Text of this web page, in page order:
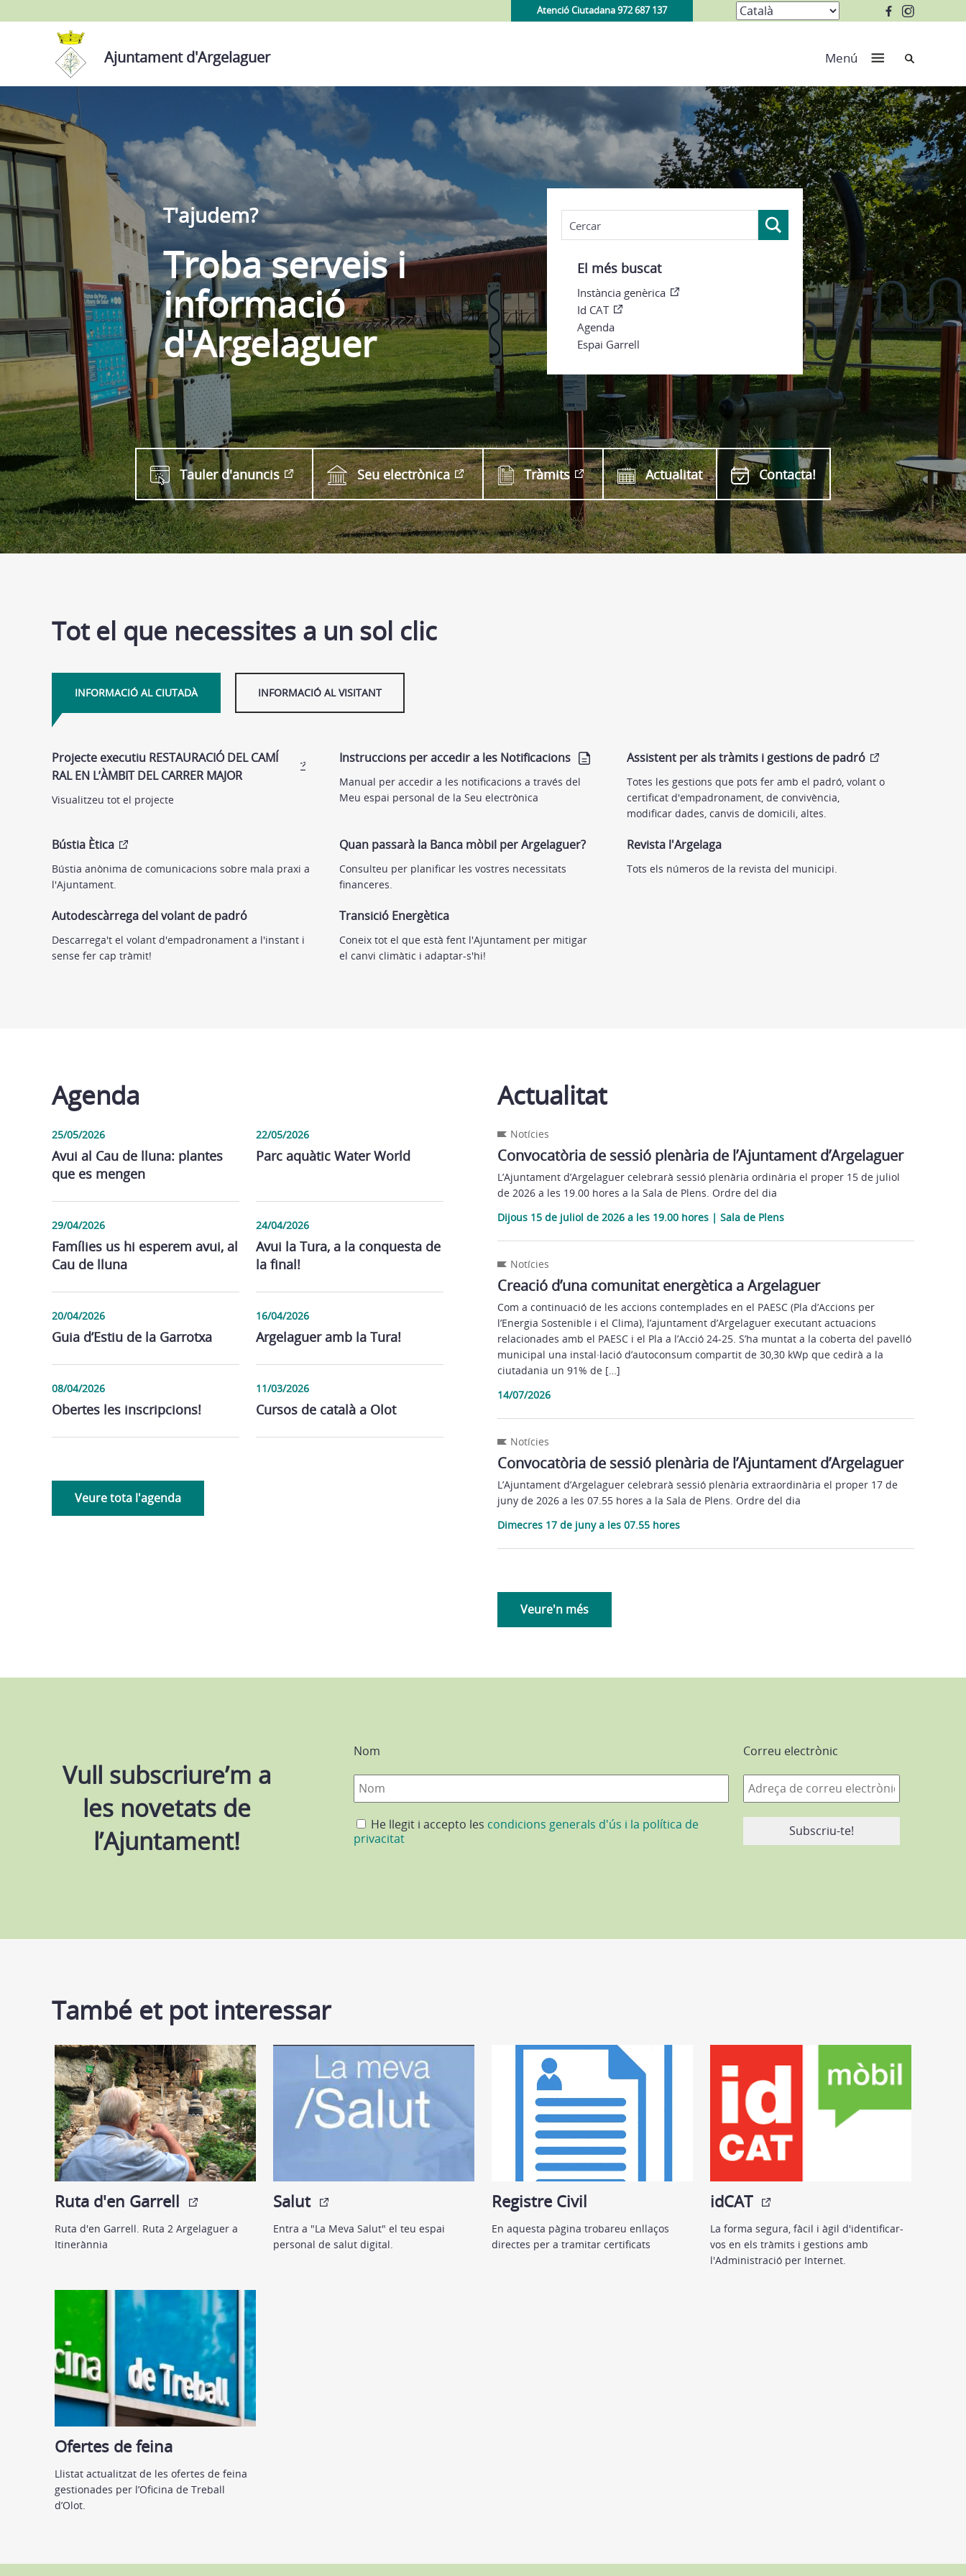
Atenció Ciutadana 972 687 137
Ajuntament d'Argelaguer Menú Cerca
T'ajudem?
Troba serveis i
informació
d'Argelaguer
El més buscat
Instància genèrica
Id CAT
Agenda
Espai Garrell
Tauler d'anuncis Seu electrònica Tràmits Actualitat Contacta!
Tot el que necessites a un sol clic
INFORMACIÓ AL CIUTADÀ INFORMACIÓ AL VISITANT
Projecte executiu RESTAURACIÓ DEL CAMÍ
RAL EN L’ÀMBIT DEL CARRER MAJOR
Visualitzeu tot el projecte
Instruccions per accedir a les Notificacions
Manual per accedir a les notificacions a través del
Meu espai personal de la Seu electrònica
Assistent per als tràmits i gestions de padró
Totes les gestions que pots fer amb el padró, volant o
certificat d'empadronament, de convivència,
modificar dades, canvis de domicili, altes.
Bústia Ètica
Bústia anònima de comunicacions sobre mala praxi a
l'Ajuntament.
Quan passarà la Banca mòbil per Argelaguer?
Consulteu per planificar les vostres necessitats
financeres.
Revista l'Argelaga
Tots els números de la revista del municipi.
Autodescàrrega del volant de padró
Descarrega't el volant d'empadronament a l'instant i
sense fer cap tràmit!
Transició Energètica
Coneix tot el que està fent l'Ajuntament per mitigar
el canvi climàtic i adaptar-s'hi!
Agenda
25/05/2026
Avui al Cau de lluna: plantes
que es mengen
22/05/2026
Parc aquàtic Water World
29/04/2026
Famílies us hi esperem avui, al
Cau de lluna
24/04/2026
Avui la Tura, a la conquesta de
la final!
20/04/2026
Guia d’Estiu de la Garrotxa
16/04/2026
Argelaguer amb la Tura!
08/04/2026
Obertes les inscripcions!
11/03/2026
Cursos de català a Olot
Veure tota l'agenda
Actualitat
Notícies
Convocatòria de sessió plenària de l’Ajuntament d’Argelaguer
L’Ajuntament d’Argelaguer celebrarà sessió plenària ordinària el proper 15 de juliol
de 2026 a les 19.00 hores a la Sala de Plens. Ordre del dia
Dijous 15 de juliol de 2026 a les 19.00 hores | Sala de Plens
Notícies
Creació d’una comunitat energètica a Argelaguer
Com a continuació de les accions contemplades en el PAESC (Pla d’Accions per
l’Energia Sostenible i el Clima), l’ajuntament d’Argelaguer executant actuacions
relacionades amb el PAESC i el Pla a l’Acció 24-25. S’ha muntat a la coberta del pavelló
municipal una instal·lació d’autoconsum compartit de 30,30 kWp que cedirà a la
ciutadania un 91% de […]
14/07/2026
Notícies
Convocatòria de sessió plenària de l’Ajuntament d’Argelaguer
L’Ajuntament d’Argelaguer celebrarà sessió plenària extraordinària el proper 17 de
juny de 2026 a les 07.55 hores a la Sala de Plens. Ordre del dia
Dimecres 17 de juny a les 07.55 hores
Veure'n més
Vull subscriure’m a
les novetats de
l’Ajuntament!
Nom
He llegit i accepto les condicions generals d'ús i la política de
privacitat
Correu electrònic
També et pot interessar
Ruta d'en Garrell
Ruta d'en Garrell. Ruta 2 Argelaguer a
Itinerànnia
Salut
Entra a "La Meva Salut" el teu espai
personal de salut digital.
Registre Civil
En aquesta pàgina trobareu enllaços
directes per a tramitar certificats
idCAT
La forma segura, fàcil i àgil d'identificar-
vos en els tràmits i gestions amb
l'Administració per Internet.
Ofertes de feina
Llistat actualitzat de les ofertes de feina
gestionades per l’Oficina de Treball
d’Olot.